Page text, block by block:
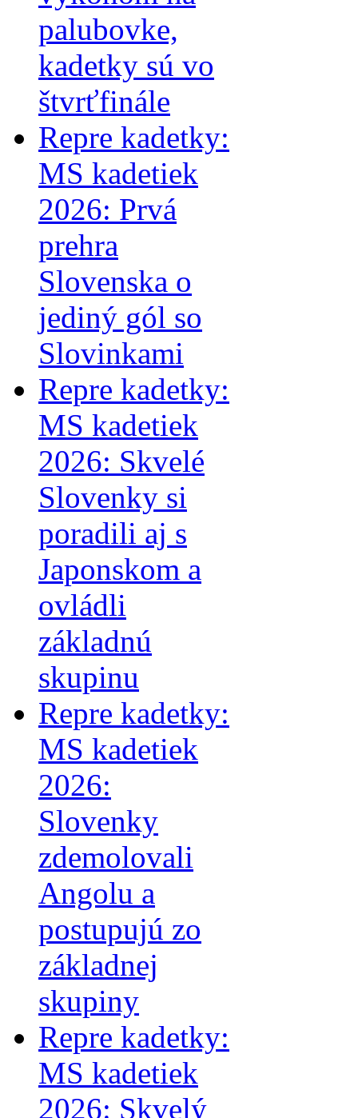
palubovke,
kadetky sú vo
štvrťfinále
Repre kadetky:
MS kadetiek
2026: Prvá
prehra
Slovenska o
jediný gól so
Slovinkami
Repre kadetky:
MS kadetiek
2026: Skvelé
Slovenky si
poradili aj s
Japonskom a
ovládli
základnú
skupinu
Repre kadetky:
MS kadetiek
2026:
Slovenky
zdemolovali
Angolu a
postupujú zo
základnej
skupiny
Repre kadetky:
MS kadetiek
2026: Skvelý